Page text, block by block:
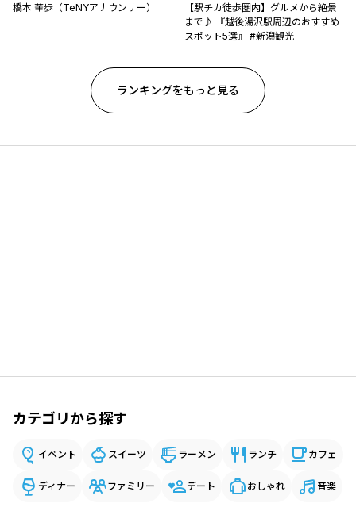
橋本 華歩（TeNYアナウンサー）
【駅チカ徒歩圏内】グルメから絶景
まで♪ 『越後湯沢駅周辺のおすすめ
スポット5選』 #新潟観光
ランキングをもっと見る
カテゴリから探す
イベント スイーツ ラーメン ランチ カフェ
ディナー ファミリー デート おしゃれ 音楽